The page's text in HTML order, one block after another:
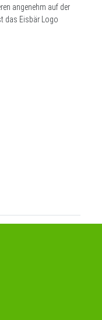
angenehm auf der
das Eisbär Logo